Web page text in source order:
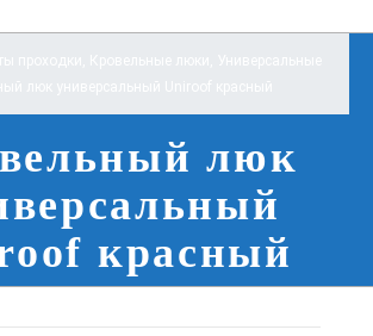
люк
красный